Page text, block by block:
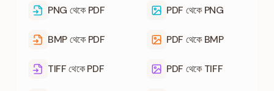
PNG থেকে PDF
BMP থেকে PDF
TIFF থেকে PDF
PDF থেকে PNG
PDF থেকে BMP
PDF থেকে TIFF